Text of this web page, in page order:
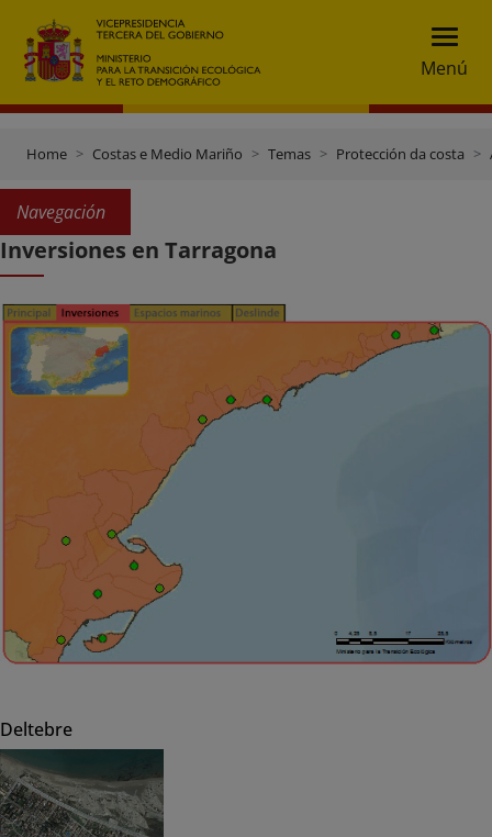
Menú
Home Costas e Medio Mariño Temas Protección da costa
Navegación
Inversiones en Tarragona
Deltebre